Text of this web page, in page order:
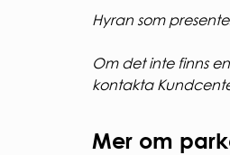
Hyran som
Om det inte finns
kontakta
Mer om